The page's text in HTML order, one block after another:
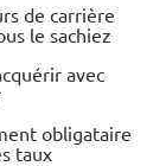
de carrière
le sachiez
avec
obligataire
taux